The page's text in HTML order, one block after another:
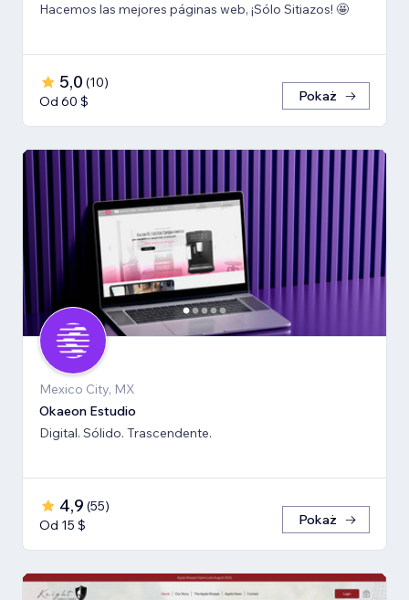
Hacemos las mejores páginas web, ¡Sólo Sitiazos! 🤩
5,0 (10)
Od 60 $
Pokaż
Mexico City, MX
Okaeon Estudio
Digital. Sólido. Trascendente.
4,9 (55)
Od 15 $
Pokaż